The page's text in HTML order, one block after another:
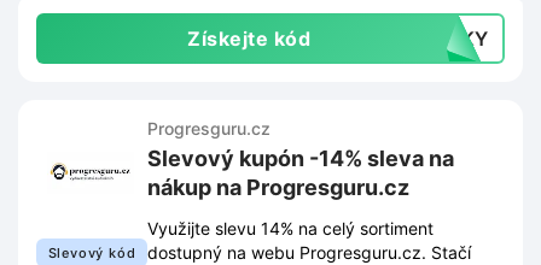
Získejte kód OZKY
Slevový kód
Progresguru.cz
Slevový kupón -14% sleva na
nákup na Progresguru.cz
Využijte slevu 14% na celý sortiment
dostupný na webu Progresguru.cz. Stačí